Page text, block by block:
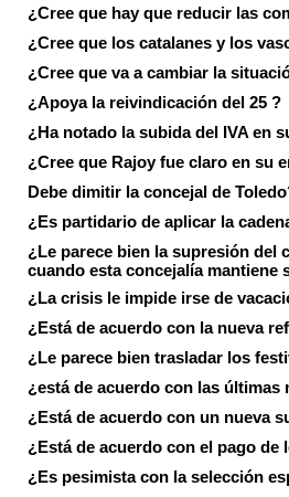
¿Cree que hay que reducir las
¿Cree que los catalanes y los
¿Cree que va a cambiar la
¿Apoya la reivindicación del 25 ?
¿Ha notado la subida del IVA en
¿Cree que Rajoy fue claro en su
Debe dimitir la concejal de
¿Es partidario de aplicar la
¿Le parece bien la supresión del
cuando esta concejalía mantiene
¿La crisis le impide irse de
¿Está de acuerdo con la nueva
¿Le parece bien trasladar los
¿está de acuerdo con las últimas
¿Está de acuerdo con un nueva
¿Está de acuerdo con el pago de
¿Es pesimista con la selección